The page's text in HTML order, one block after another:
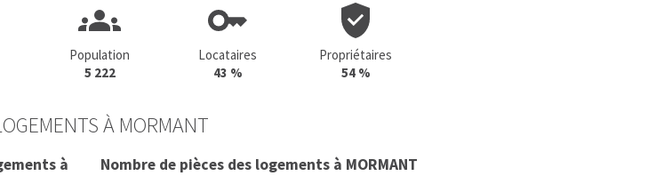
Population
5 222
Locataires
43 %
Propriétaires
54 %
À MORMANT
à
Nombre de pièces des logements à MORMANT